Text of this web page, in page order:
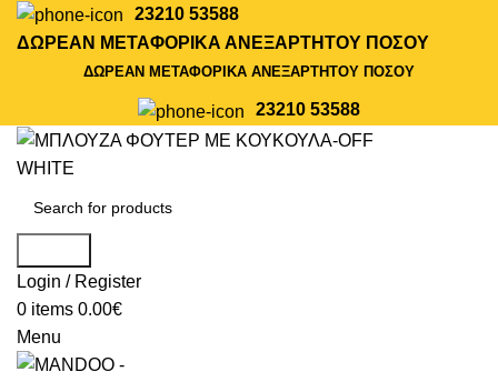
23210 53588
ΔΩΡΕΑΝ ΜΕΤΑΦΟΡΙΚΑ ΑΝΕΞΑΡΤΗΤΟΥ ΠΟΣΟΥ
ΔΩΡΕΑΝ ΜΕΤΑΦΟΡΙΚΑ ΑΝΕΞΑΡΤΗΤΟΥ ΠΟΣΟΥ
23210 53588
Login / Register
0 items 0.00€
Menu